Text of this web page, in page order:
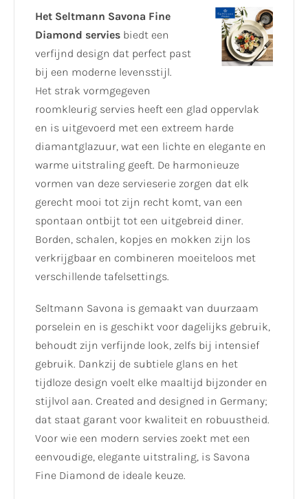
Het Seltmann Savona Fine
Diamond servies biedt een
verfijnd design dat perfect past
bij een moderne levensstijl.
Het strak vormgegeven
roomkleurig servies heeft een glad oppervlak
en is uitgevoerd met een extreem harde
diamantglazuur, wat een lichte en elegante en
warme uitstraling geeft. De harmonieuze
vormen van deze servieserie zorgen dat elk
gerecht mooi tot zijn recht komt, van een
spontaan ontbijt tot een uitgebreid diner.
Borden, schalen, kopjes en mokken zijn los
verkrijgbaar en combineren moeiteloos met
verschillende tafelsettings.
Seltmann Savona is gemaakt van duurzaam
porselein en is geschikt voor dagelijks gebruik,
behoudt zijn verfijnde look, zelfs bij intensief
gebruik. Dankzij de subtiele glans en het
tijdloze design voelt elke maaltijd bijzonder en
stijlvol aan. Created and designed in Germany;
dat staat garant voor kwaliteit en robuustheid.
Voor wie een modern servies zoekt met een
eenvoudige, elegante uitstraling, is Savona
Fine Diamond de ideale keuze.